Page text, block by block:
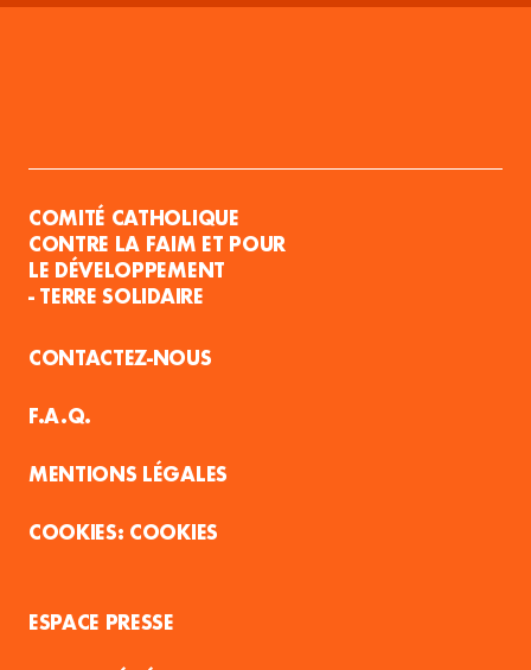
COMITÉ CATHOLIQUE
CONTRE LA FAIM ET POUR
LE DÉVELOPPEMENT
- TERRE SOLIDAIRE
CONTACTEZ-NOUS
F.A.Q.
MENTIONS LÉGALES
COOKIES
ESPACE PRESSE